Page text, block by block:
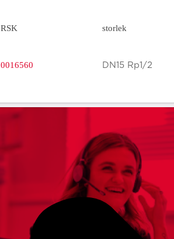
RSK storlek
0016560 DN15 Rp1/2